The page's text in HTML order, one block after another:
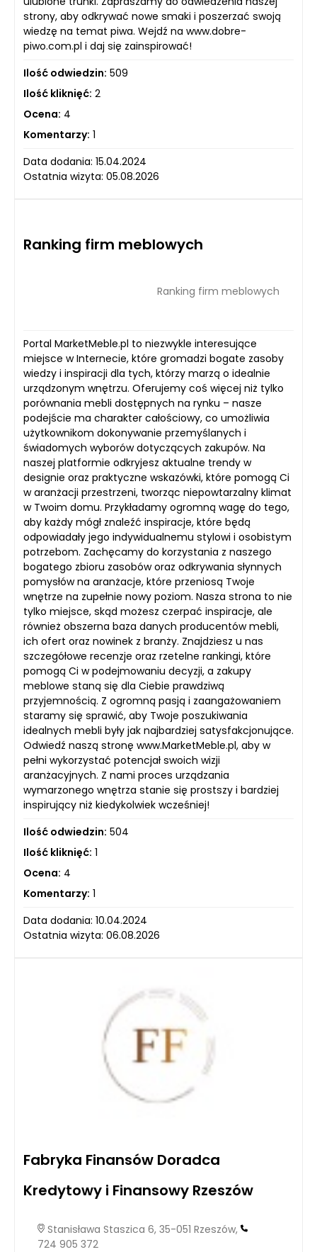
strony, aby odkrywać nowe smaki i poszerzać swoją
wiedzę na temat piwa. Wejdź na www.dobre-
piwo.com.pl i daj się zainspirować!
Ilość odwiedzin: 509
Ilość kliknięć: 2
Ocena: 4
Komentarzy: 1
Data dodania: 15.04.2024
Ostatnia wizyta: 05.08.2026
Ranking firm meblowych
Ranking firm meblowych
Portal MarketMeble.pl to niezwykle interesujące
miejsce w Internecie, które gromadzi bogate zasoby
wiedzy i inspiracji dla tych, którzy marzą o idealnie
urządzonym wnętrzu. Oferujemy coś więcej niż tylko
porównania mebli dostępnych na rynku – nasze
podejście ma charakter całościowy, co umożliwia
użytkownikom dokonywanie przemyślanych i
świadomych wyborów dotyczących zakupów. Na
naszej platformie odkryjesz aktualne trendy w
designie oraz praktyczne wskazówki, które pomogą Ci
w aranżacji przestrzeni, tworząc niepowtarzalny klimat
w Twoim domu. Przykładamy ogromną wagę do tego,
aby każdy mógł znaleźć inspiracje, które będą
odpowiadały jego indywidualnemu stylowi i osobistym
potrzebom. Zachęcamy do korzystania z naszego
bogatego zbioru zasobów oraz odkrywania słynnych
pomysłów na aranżacje, które przeniosą Twoje
wnętrze na zupełnie nowy poziom. Nasza strona to nie
tylko miejsce, skąd możesz czerpać inspiracje, ale
również obszerna baza danych producentów mebli,
ich ofert oraz nowinek z branży. Znajdziesz u nas
szczegółowe recenzje oraz rzetelne rankingi, które
pomogą Ci w podejmowaniu decyzji, a zakupy
meblowe staną się dla Ciebie prawdziwą
przyjemnością. Z ogromną pasją i zaangażowaniem
staramy się sprawić, aby Twoje poszukiwania
idealnych mebli były jak najbardziej satysfakcjonujące.
Odwiedź naszą stronę www.MarketMeble.pl, aby w
pełni wykorzystać potencjał swoich wizji
aranżacyjnych. Z nami proces urządzania
wymarzonego wnętrza stanie się prostszy i bardziej
inspirujący niż kiedykolwiek wcześniej!
Ilość odwiedzin: 504
Ilość kliknięć: 1
Ocena: 4
Komentarzy: 1
Data dodania: 10.04.2024
Ostatnia wizyta: 06.08.2026
Fabryka Finansów Doradca
Kredytowy i Finansowy Rzeszów
Stanisława Staszica 6, 35-051 Rzeszów,
724 905 372